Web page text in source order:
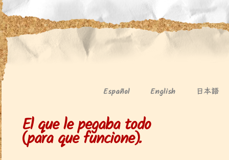
Español English 日本語
El que le pegaba todo
(para que funcione).